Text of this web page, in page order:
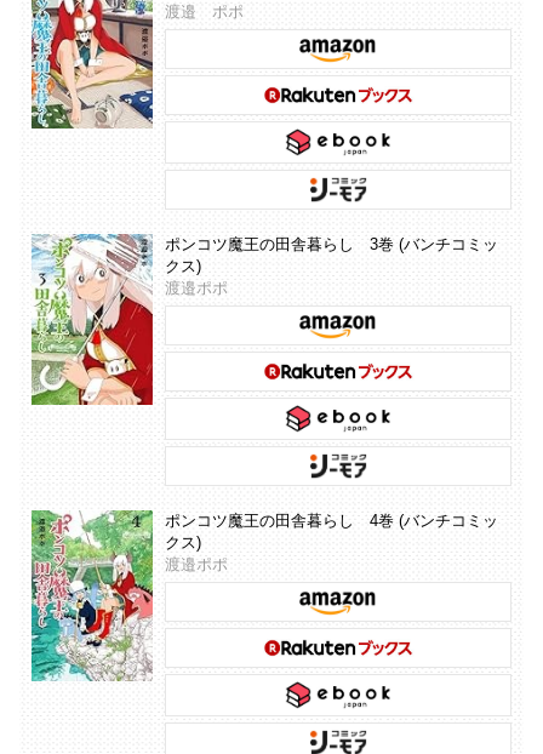
渡邉 ポポ
ポンコツ魔王の田舎暮らし 3巻 (バンチコミッ
クス)
渡邉ポポ
ポンコツ魔王の田舎暮らし 4巻 (バンチコミッ
クス)
渡邉ポポ